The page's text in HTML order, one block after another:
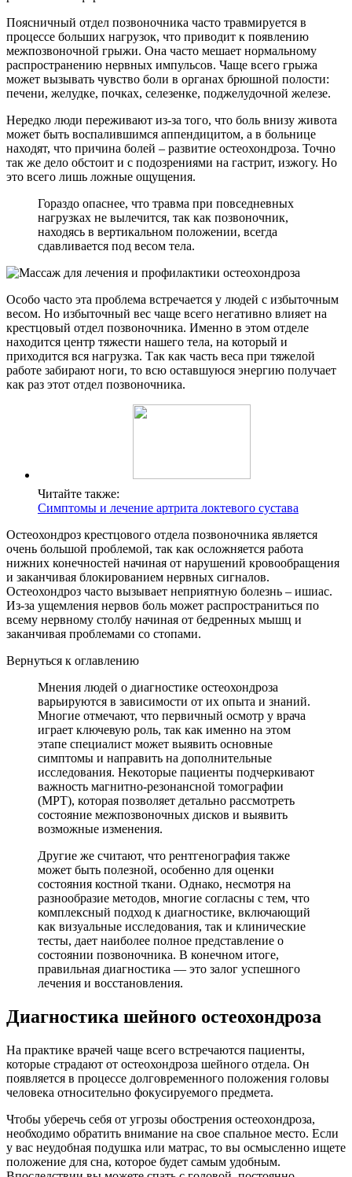
Поясничный отдел позвоночника часто травмируется в
процессе больших нагрузок, что приводит к появлению
межпозвоночной грыжи. Она часто мешает нормальному
распространению нервных импульсов. Чаще всего грыжа
может вызывать чувство боли в органах брюшной полости:
печени, желудке, почках, селезенке, поджелудочной железе.
Нередко люди переживают из-за того, что боль внизу живота
может быть воспалившимся аппендицитом, а в больнице
находят, что причина болей – развитие остеохондроза. Точно
так же дело обстоит и с подозрениями на гастрит, изжогу. Но
это всего лишь ложные ощущения.
Гораздо опаснее, что травма при повседневных
нагрузках не вылечится, так как позвоночник,
находясь в вертикальном положении, всегда
сдавливается под весом тела.
Особо часто эта проблема встречается у людей с избыточным
весом. Но избыточный вес чаще всего негативно влияет на
крестцовый отдел позвоночника. Именно в этом отделе
находится центр тяжести нашего тела, на который и
приходится вся нагрузка. Так как часть веса при тяжелой
работе забирают ноги, то всю оставшуюся энергию получает
как раз этот отдел позвоночника.
Читайте также:
Симптомы и лечение артрита локтевого сустава
Остеохондроз крестцового отдела позвоночника является
очень большой проблемой, так как осложняется работа
нижних конечностей начиная от нарушений кровообращения
и заканчивая блокированием нервных сигналов.
Остеохондроз часто вызывает неприятную болезнь – ишиас.
Из-за ущемления нервов боль может распространиться по
всему нервному столбу начиная от бедренных мышц и
заканчивая проблемами со стопами.
Вернуться к оглавлению
Мнения людей о диагностике остеохондроза
варьируются в зависимости от их опыта и знаний.
Многие отмечают, что первичный осмотр у врача
играет ключевую роль, так как именно на этом
этапе специалист может выявить основные
симптомы и направить на дополнительные
исследования. Некоторые пациенты подчеркивают
важность магнитно-резонансной томографии
(МРТ), которая позволяет детально рассмотреть
состояние межпозвоночных дисков и выявить
возможные изменения.
Другие же считают, что рентгенография также
может быть полезной, особенно для оценки
состояния костной ткани. Однако, несмотря на
разнообразие методов, многие согласны с тем, что
комплексный подход к диагностике, включающий
как визуальные исследования, так и клинические
тесты, дает наиболее полное представление о
состоянии позвоночника. В конечном итоге,
правильная диагностика — это залог успешного
лечения и восстановления.
Диагностика шейного остеохондроза
На практике врачей чаще всего встречаются пациенты,
которые страдают от остеохондроза шейного отдела. Он
появляется в процессе долговременного положения головы
человека относительно фокусируемого предмета.
Чтобы уберечь себя от угрозы обострения остеохондроза,
необходимо обратить внимание на свое спальное место. Если
у вас неудобная подушка или матрас, то вы осмысленно ищете
положение для сна, которое будет самым удобным.